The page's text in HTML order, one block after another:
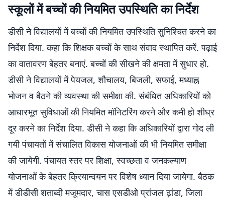
स्कूलों में बच्चों की नियमित उपस्थिति का निर्देश
डीसी ने विद्यालयों में बच्चों की नियमित उपस्थिति सुनिश्चित करने का
निर्देश दिया. कहा कि शिक्षक बच्चों के साथ संवाद स्थापित करें. पढ़ाई
का वातावरण बेहतर बनाएं. बच्चों की सीखने की क्षमता में सुधार हो.
डीसी ने विद्यालयों में पेयजल, शौचालय, बिजली, सफाई, मध्याह्न
भोजन व बैठने की व्यवस्था की समीक्षा की. संबंधित अधिकारियों को
आधारभूत सुविधाओं की नियमित मॉनिटरिंग करने और कमी हो शीघ्र
दूर करने का निर्देश दिया. डीसी ने कहा कि अधिकारियों द्वारा गोद ली
गयी पंचायतों में संचालित विकास योजनाओं की भी नियमित समीक्षा
की जायेगी. पंचायत स्तर पर शिक्षा, स्वच्छता व जनकल्याण
योजनाओं के बेहतर क्रियान्वयन पर विशेष ध्यान दिया जायेगा. बैठक
में डीडीसी शताब्दी मजूमदार, चास एसडीओ प्रांजल ढ़ांडा, जिला